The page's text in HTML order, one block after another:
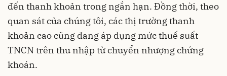
đến thanh khoản trong ngắn hạn. Đồng thời, theo
quan sát của chúng tôi, các thị trường thanh
khoản cao cũng đang áp dụng mức thuế suất
TNCN trên thu nhập từ chuyển nhượng chứng
khoán.